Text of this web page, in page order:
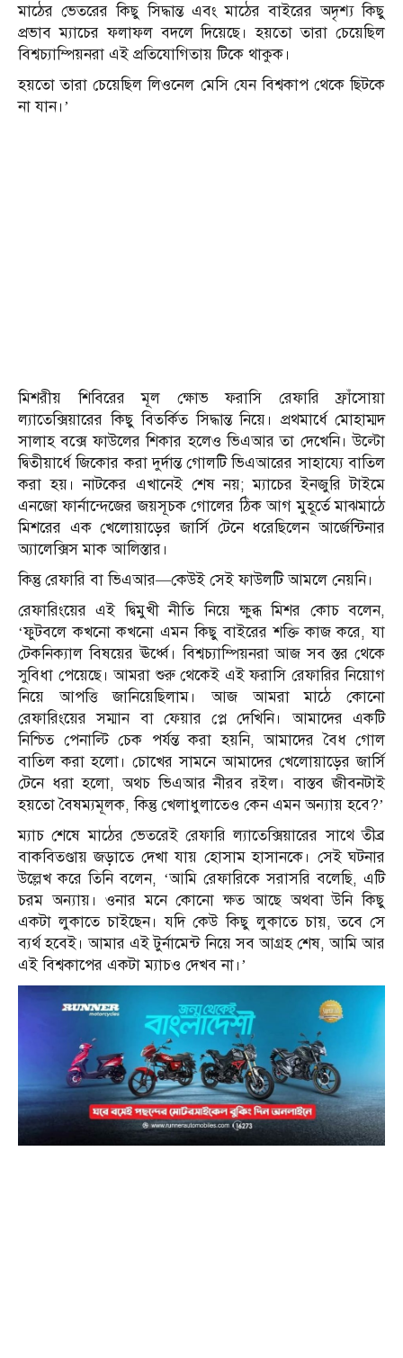
মাঠের ভেতরের কিছু সিদ্ধান্ত এবং মাঠের বাইরের অদৃশ্য কিছু
প্রভাব ম্যাচের ফলাফল বদলে দিয়েছে। হয়তো তারা চেয়েছিল
বিশ্বচ্যাম্পিয়নরা এই প্রতিযোগিতায় টিকে থাকুক।
হয়তো তারা চেয়েছিল লিওনেল মেসি যেন বিশ্বকাপ থেকে ছিটকে
না যান।’
মিশরীয় শিবিরের মূল ক্ষোভ ফরাসি রেফারি ফ্রাঁসোয়া
ল্যাতেক্সিয়ারের কিছু বিতর্কিত সিদ্ধান্ত নিয়ে। প্রথমার্ধে মোহাম্মদ
সালাহ বক্সে ফাউলের শিকার হলেও ভিএআর তা দেখেনি। উল্টো
দ্বিতীয়ার্ধে জিকোর করা দুর্দান্ত গোলটি ভিএআরের সাহায্যে বাতিল
করা হয়। নাটকের এখানেই শেষ নয়; ম্যাচের ইনজুরি টাইমে
এনজো ফার্নান্দেজের জয়সূচক গোলের ঠিক আগ মুহূর্তে মাঝমাঠে
মিশরের এক খেলোয়াড়ের জার্সি টেনে ধরেছিলেন আর্জেন্টিনার
অ্যালেক্সিস মাক আলিস্তার।
কিন্তু রেফারি বা ভিএআর—কেউই সেই ফাউলটি আমলে নেয়নি।
রেফারিংয়ের এই দ্বিমুখী নীতি নিয়ে ক্ষুব্ধ মিশর কোচ বলেন,
‘ফুটবলে কখনো কখনো এমন কিছু বাইরের শক্তি কাজ করে, যা
টেকনিক্যাল বিষয়ের ঊর্ধ্বে। বিশ্বচ্যাম্পিয়নরা আজ সব স্তর থেকে
সুবিধা পেয়েছে। আমরা শুরু থেকেই এই ফরাসি রেফারির নিয়োগ
নিয়ে আপত্তি জানিয়েছিলাম। আজ আমরা মাঠে কোনো
রেফারিংয়ের সম্মান বা ফেয়ার প্লে দেখিনি। আমাদের একটি
নিশ্চিত পেনাল্টি চেক পর্যন্ত করা হয়নি, আমাদের বৈধ গোল
বাতিল করা হলো। চোখের সামনে আমাদের খেলোয়াড়ের জার্সি
টেনে ধরা হলো, অথচ ভিএআর নীরব রইল। বাস্তব জীবনটাই
হয়তো বৈষম্যমূলক, কিন্তু খেলাধুলাতেও কেন এমন অন্যায় হবে?’
ম্যাচ শেষে মাঠের ভেতরেই রেফারি ল্যাতেক্সিয়ারের সাথে তীব্র
বাকবিতণ্ডায় জড়াতে দেখা যায় হোসাম হাসানকে। সেই ঘটনার
উল্লেখ করে তিনি বলেন, ‘আমি রেফারিকে সরাসরি বলেছি, এটি
চরম অন্যায়। ওনার মনে কোনো ক্ষত আছে অথবা উনি কিছু
একটা লুকাতে চাইছেন। যদি কেউ কিছু লুকাতে চায়, তবে সে
ব্যর্থ হবেই। আমার এই টুর্নামেন্ট নিয়ে সব আগ্রহ শেষ, আমি আর
এই বিশ্বকাপের একটা ম্যাচও দেখব না।’